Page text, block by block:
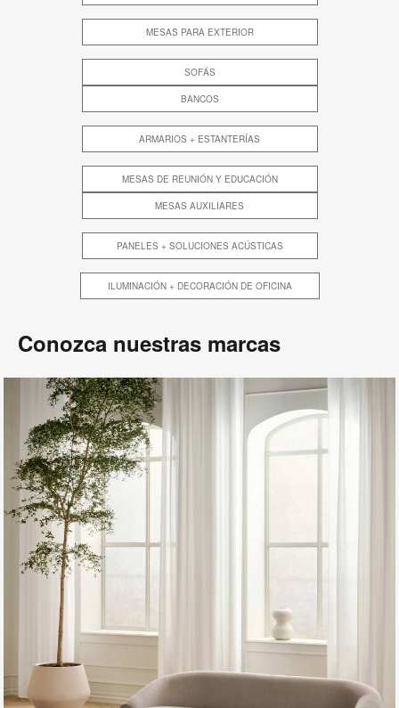
MESAS PARA EXTERIOR
SOFÁS
BANCOS
ARMARIOS + ESTANTERÍAS
MESAS DE REUNIÓN Y EDUCACIÓN
MESAS AUXILIARES
PANELES + SOLUCIONES ACÚSTICAS
ILUMINACIÓN + DECORACIÓN DE OFICINA
Conozca nuestras marcas